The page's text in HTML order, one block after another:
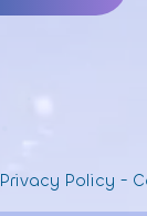
Privacy Policy -